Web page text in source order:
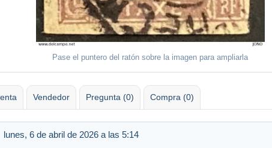
Pase el puntero del ratón sobre la imagen para ampliarla
Vendedor Pregunta (0) Compra (0)
lunes, 6 de abril de 2026 a las 5:14